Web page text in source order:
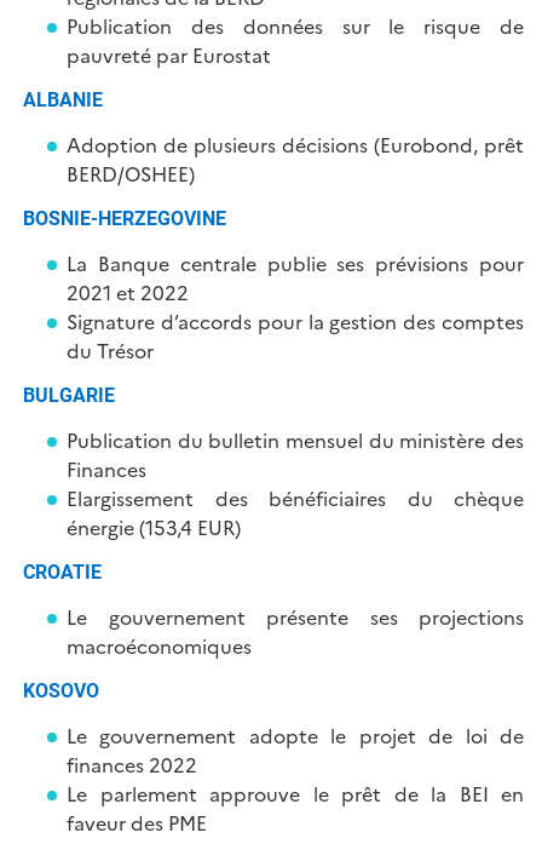
Publication des données sur le risque de
pauvreté par Eurostat
ALBANIE
Adoption de plusieurs décisions (Eurobond, prêt
BERD/OSHEE)
BOSNIE-HERZEGOVINE
La Banque centrale publie ses prévisions pour
2021 et 2022
Signature d’accords pour la gestion des comptes
du Trésor
BULGARIE
Publication du bulletin mensuel du ministère des
Finances
Elargissement des bénéficiaires du chèque
énergie (153,4 EUR)
CROATIE
Le gouvernement présente ses projections
macroéconomiques
KOSOVO
Le gouvernement adopte le projet de loi de
finances 2022
Le parlement approuve le prêt de la BEI en
faveur des PME